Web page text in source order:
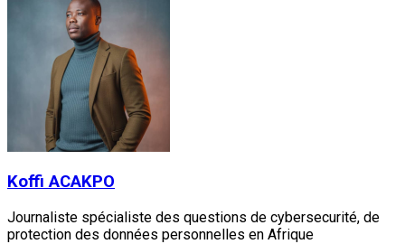
Koffi ACAKPO
Journaliste spécialiste des questions de cybersecurité, de
protection des données personnelles en Afrique